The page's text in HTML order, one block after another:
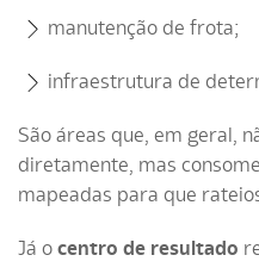
manutenção de frota;
infraestrutura de
São áreas que, em geral,
diretamente, mas
mapeadas para que
Já o centro de resultado